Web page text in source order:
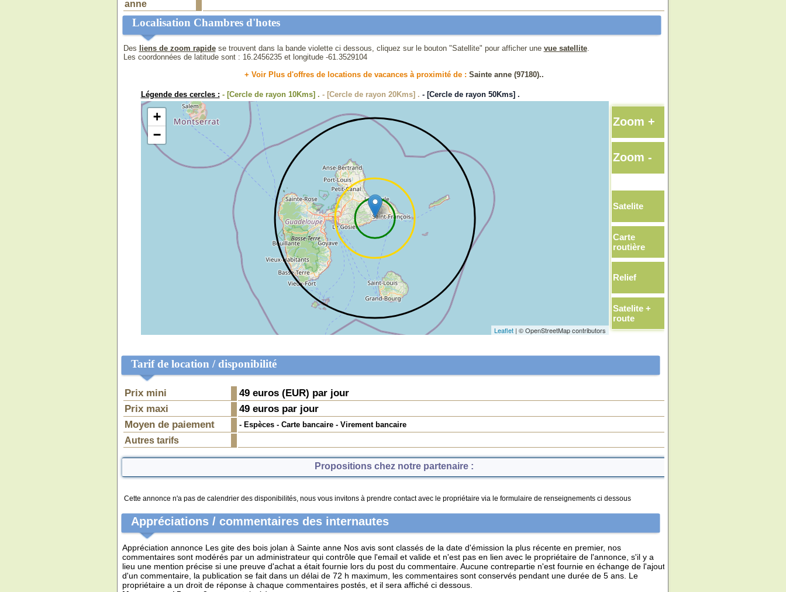
anne
Localisation Chambres d'hotes
Des liens de zoom rapidese trouvent dans la bande violette ci dessous, cliquez sur le bouton "Satellite" pour afficher une vue satellite.
Les coordonnées de latitude sont : 16.2456235et longitude -61.3529104
+ Voir Plus d'offres de locations de vacances à proximité de : Sainte anne (97180)..
Légende des cercles : - [Cercle de rayon 10Kms] . - [Cercle de rayon 20Kms] . - [Cercle de rayon 50Kms] .
+
−
Leaflet| © OpenStreetMap contributors
Zoom +
Zoom -
Satelite
Carte
routière
Relief
Satelite +
route
Tarif de location / disponibilité
Prix mini 49euros (EUR) par jour
Prix maxi
49euros par jour
Moyen de paiement
- Espèces - Carte bancaire - Virement bancaire
Autres tarifs
Propositions chez notre partenaire :
Cette annonce n'a pas de calendrier des disponibilités, nous vous invitons à prendre contact avec le propriétaire via le formulaire de renseignements ci dessous
Appréciations / commentaires des internautes
Appréciation annonce Les gite des bois jolan à Sainte anne Nos avis sont classés de la date d'émission la plus récente en premier, nos
commentaires sont modérés par un administrateur qui contrôle que l'email et valide et n'est pas en lien avec le propriétaire de l'annonce, s'il y a
lieu une mention précise si une preuve d'achat a était fournie lors du post du commentaire. Aucune contrepartie n'est fournie en échange de l'ajout
d'un commentaire, la publication se fait dans un délai de 72 h maximum, les commentaires sont conservés pendant une durée de 5 ans. Le
propriétaire a un droit de réponse à chaque commentaires postés, et il sera affiché ci dessous.